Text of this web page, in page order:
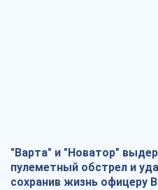
"Варта" и "Новатор"
пулеметный обстрел и
сохранив жизнь офицеру